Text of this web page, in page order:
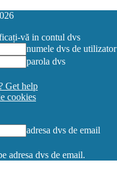
vă in contul dvs
numele dvs de utilizator
parola dvs
Get help
cookies
adresa dvs de email
adresa dvs de email.